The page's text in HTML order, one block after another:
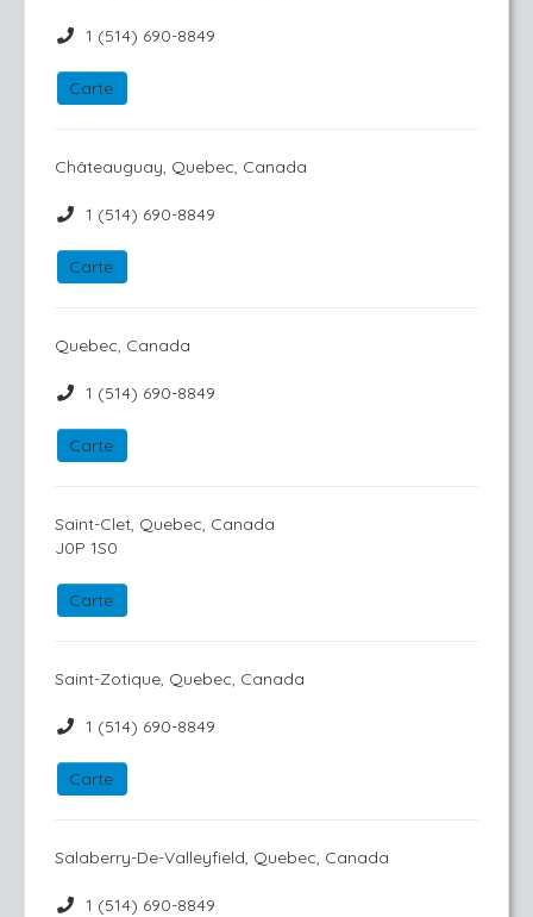
1 (514) 690-8849
Carte
Châteauguay, Quebec, Canada
1 (514) 690-8849
Carte
Quebec, Canada
1 (514) 690-8849
Carte
Saint-Clet, Quebec, Canada
J0P 1S0
Carte
Saint-Zotique, Quebec, Canada
1 (514) 690-8849
Carte
Salaberry-De-Valleyfield, Quebec, Canada
1 (514) 690-8849